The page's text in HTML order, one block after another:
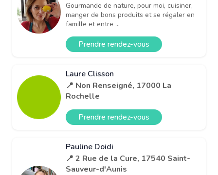
Gourmande de nature, pour moi, cuisiner,
manger de bons produits et se régaler en
famille et entre ...
Prendre rendez-vous
Laure Clisson
📍 Non Renseigné, 17000 La
Rochelle
Prendre rendez-vous
Pauline Doidi
📍 2 Rue de la Cure, 17540 Saint-
Sauveur-d'Aunis